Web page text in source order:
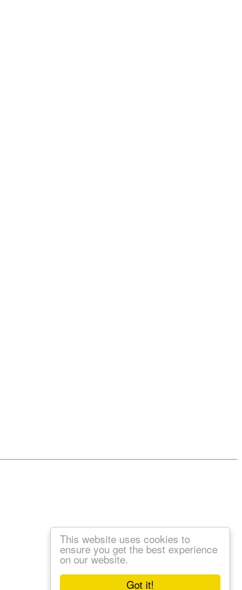
Got it!
This website uses cookies to
ensure you get the best experience
on our website.